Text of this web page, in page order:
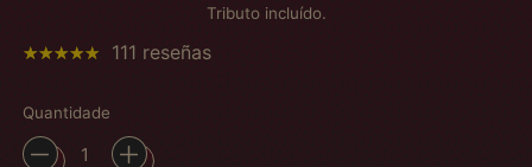
Tributo incluído.
111 reseñas
Quantidade